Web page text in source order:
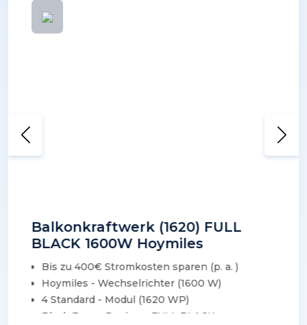
Balkonkraftwerk (1620) FULL
BLACK 1600W Hoymiles
Bis zu 400€ Stromkosten sparen (p. a. )
Hoymiles - Wechselrichter (1600 W)
4 Standard - Modul (1620 WP)
Black Frame Design – FULL BLACK